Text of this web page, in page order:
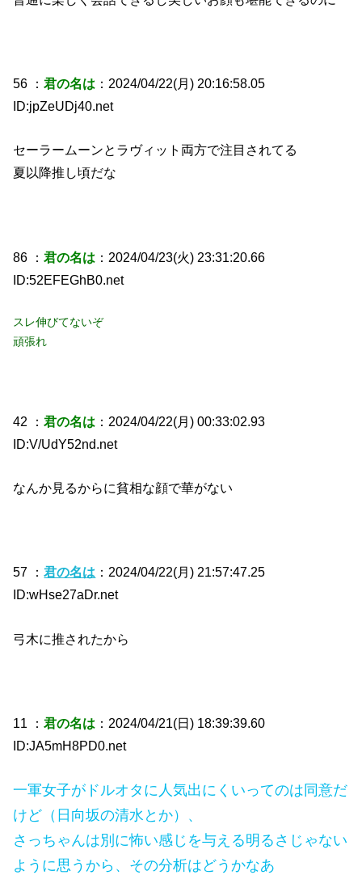
56 ：君の名は ：2024/04/22(月) 20:16:58.05
ID:jpZeUDj40.net
セーラームーンとラヴィット両方で注目されてる
夏以降推し頃だな
86 ：君の名は ：2024/04/23(火) 23:31:20.66
ID:52EFEGhB0.net
スレ伸びてないぞ
頑張れ
42 ：君の名は ：2024/04/22(月) 00:33:02.93
ID:V/UdY52nd.net
なんか見るからに貧相な顔で華がない
57 ：君の名は ：2024/04/22(月) 21:57:47.25
ID:wHse27aDr.net
弓木に推されたから
11 ：君の名は ：2024/04/21(日) 18:39:39.60
ID:JA5mH8PD0.net
一軍女子がドルオタに人気出にくいってのは同意だ
けど（日向坂の清水とか）、
さっちゃんは別に怖い感じを与える明るさじゃない
ように思うから、その分析はどうかなあ